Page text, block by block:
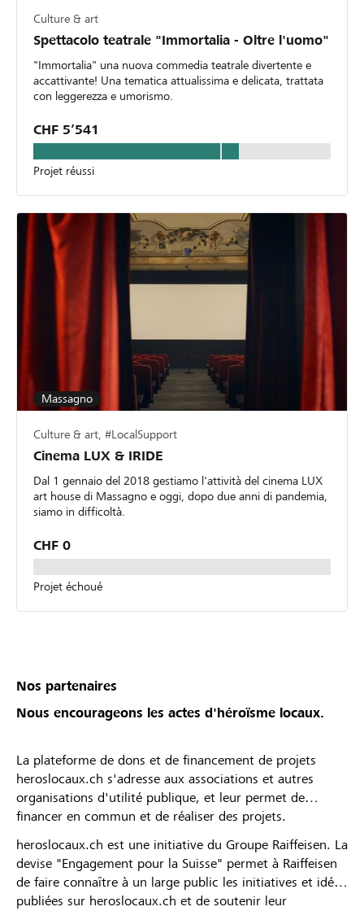
Culture & art
Spettacolo teatrale "Immortalia - Oltre l'uomo"
"Immortalia" una nuova commedia teatrale divertente e
accattivante! Una tematica attualissima e delicata, trattata
con leggerezza e umorismo.
CHF 5’541
Projet réussi
Massagno
Culture & art, #LocalSupport
Cinema LUX & IRIDE
Dal 1 gennaio del 2018 gestiamo l'attività del cinema LUX
art house di Massagno e oggi, dopo due anni di pandemia,
siamo in difficoltà.
CHF 0
Projet échoué
Nos partenaires
Nous encourageons les actes d'héroïsme locaux.
La plateforme de dons et de financement de projets
heroslocaux.ch s'adresse aux associations et autres
organisations d'utilité publique, et leur permet de
financer en commun et de réaliser des projets.
heroslocaux.ch est une initiative du Groupe Raiffeisen. La
devise "Engagement pour la Suisse" permet à Raiffeisen
de faire connaître à un large public les initiatives et idées
publiées sur heroslocaux.ch et de soutenir leur